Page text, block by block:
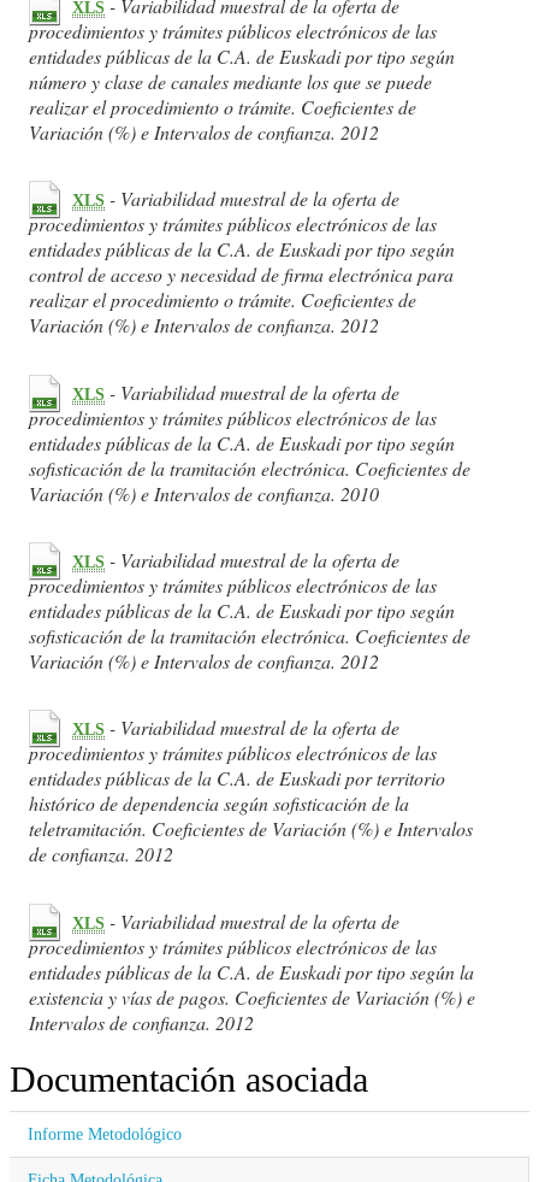
XLS - Variabilidad muestral de la oferta de
procedimientos y trámites públicos electrónicos de las
entidades públicas de la C.A. de Euskadi por tipo según
número y clase de canales mediante los que se puede
realizar el procedimiento o trámite. Coeficientes de
Variación (%) e Intervalos de confianza. 2012
XLS - Variabilidad muestral de la oferta de
procedimientos y trámites públicos electrónicos de las
entidades públicas de la C.A. de Euskadi por tipo según
control de acceso y necesidad de firma electrónica para
realizar el procedimiento o trámite. Coeficientes de
Variación (%) e Intervalos de confianza. 2012
XLS - Variabilidad muestral de la oferta de
procedimientos y trámites públicos electrónicos de las
entidades públicas de la C.A. de Euskadi por tipo según
sofisticación de la tramitación electrónica. Coeficientes de
Variación (%) e Intervalos de confianza. 2010
XLS - Variabilidad muestral de la oferta de
procedimientos y trámites públicos electrónicos de las
entidades públicas de la C.A. de Euskadi por tipo según
sofisticación de la tramitación electrónica. Coeficientes de
Variación (%) e Intervalos de confianza. 2012
XLS - Variabilidad muestral de la oferta de
procedimientos y trámites públicos electrónicos de las
entidades públicas de la C.A. de Euskadi por territorio
histórico de dependencia según sofisticación de la
teletramitación. Coeficientes de Variación (%) e Intervalos
de confianza. 2012
XLS - Variabilidad muestral de la oferta de
procedimientos y trámites públicos electrónicos de las
entidades públicas de la C.A. de Euskadi por tipo según la
existencia y vías de pagos. Coeficientes de Variación (%) e
Intervalos de confianza. 2012
Documentación asociada
Informe Metodológico